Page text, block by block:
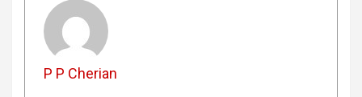
P P Cherian